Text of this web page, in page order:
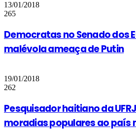
13/01/2018
265
Democratas no Senado dos
malévola ameaça de Putin
19/01/2018
262
Pesquisador haitiano da
moradias populares ao país